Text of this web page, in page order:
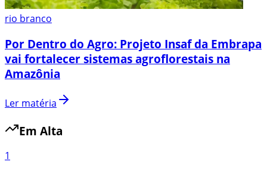
rio branco
Por Dentro do Agro: Projeto Insaf da Embrapa
vai fortalecer sistemas agroflorestais na
Amazônia
Ler matéria
Em Alta
1